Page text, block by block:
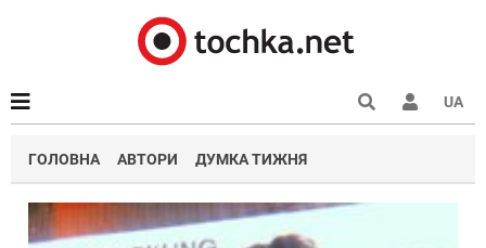
UA
ГОЛОВНА АВТОРИ ДУМКА ТИЖНЯ